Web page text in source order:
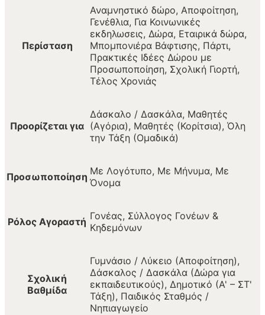
Περίσταση
Αναμνηστικό δώρο, Αποφοίτηση,
Γενέθλια, Για Κοινωνικές
εκδηλωσεις, Δώρα, Εταιρικά δώρα,
Μπομπονιέρα Βάφτισης, Πάρτι,
Πρακτικές Ιδέες Δώρου με
Προσωποποίηση, Σχολική Γιορτή,
Τέλος Χρονιάς
Προορίζεται για
Δάσκαλο / Δασκάλα, Μαθητές
(Αγόρια), Μαθητές (Κορίτσια), Όλη
την Τάξη (Ομαδικά)
Προσωποποίηση Με Λογότυπο, Με Μήνυμα, Με
Όνομα
Ρόλος Αγοραστή Γονέας, Σύλλογος Γονέων &
Κηδεμόνων
Σχολική
Βαθμίδα
Γυμνάσιο / Λύκειο (Αποφοίτηση),
Δάσκαλος / Δασκάλα (Δώρα για
εκπαιδευτικούς), Δημοτικό (Α' – ΣΤ'
Τάξη), Παιδικός Σταθμός /
Νηπιαγωγείο